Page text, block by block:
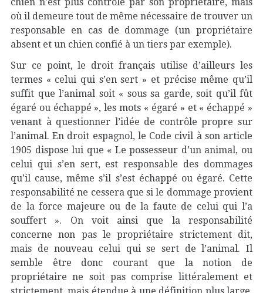
où il demeure tout de même nécessaire de trouver un
responsable en cas de dommage (un propriétaire
absent et un chien confié à un tiers par exemple).
Sur ce point, le droit français utilise d’ailleurs les
termes « celui qui s’en sert » et précise même qu’il
suffit que l’animal soit « sous sa garde, soit qu’il fût
égaré ou échappé », les mots « égaré » et « échappé »
venant à questionner l’idée de contrôle propre sur
l’animal. En droit espagnol, le Code civil à son article
1905 dispose lui que « Le possesseur d’un animal, ou
celui qui s’en sert, est responsable des dommages
qu’il cause, même s’il s’est échappé ou égaré. Cette
responsabilité ne cessera que si le dommage provient
de la force majeure ou de la faute de celui qui l’a
souffert ». On voit ainsi que la responsabilité
concerne non pas le propriétaire strictement dit,
mais de nouveau celui qui se sert de l’animal. Il
semble être donc courant que la notion de
propriétaire ne soit pas comprise littéralement et